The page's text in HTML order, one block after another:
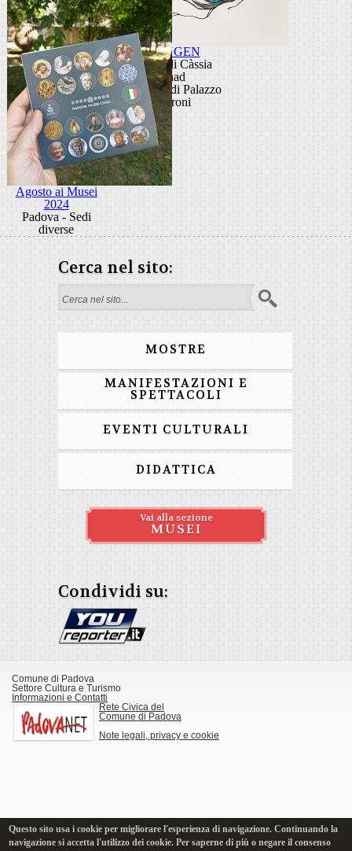
OXYGEN
Opere di Càssia
Raad
Scuderie di Palazzo
Moroni
Agosto ai Musei
2024
Padova - Sedi
diverse
Cerca nel sito:
Form di ricerca
MOSTRE
MANIFESTAZIONI E
SPETTACOLI
EVENTI CULTURALI
DIDATTICA
Vai alla sezione
MUSEI
Condividi su:
Comune di Padova
Settore Cultura e Turismo
Informazioni e Contatti
Rete Civica del
Comune di Padova
Note legali, privacy e cookie
Questo sito usa i cookie per migliorare l'esperienza di navigazione. Continuando la
navigazione si accetta l'utilizzo dei cookie. Per saperne di più o negare il consenso